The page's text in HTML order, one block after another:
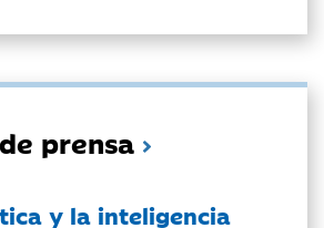
prensa
y la inteligencia